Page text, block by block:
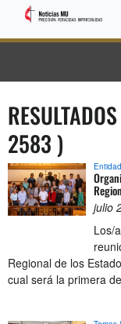
2583)
julio
Los/
Regional de los
cual será la primera